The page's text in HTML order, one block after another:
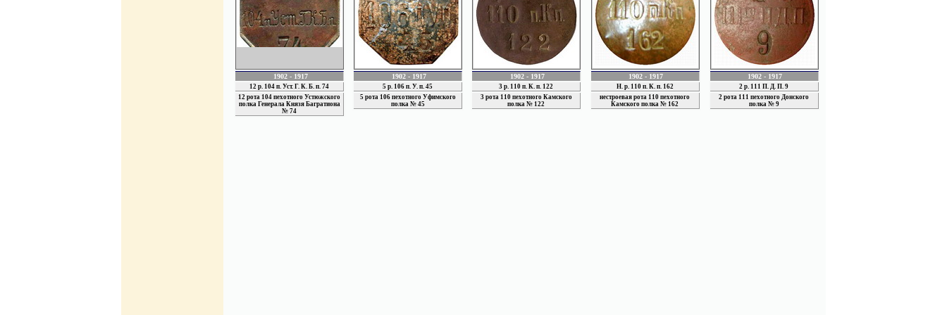
1902 - 1917
12 р. 104 п. Уст. Г. К. Б. п. 74
12 рота 104 пехотного Устюжского
полка Генерала Князя Багратиона
№ 74
1902 - 1917
5 р. 106 п. У. п. 45
5 рота 106 пехотного Уфимского
полка № 45
1902 - 1917
3 р. 110 п. К. п. 122
3 рота 110 пехотного Камского
полка № 122
1902 - 1917
Н. р. 110 п. К. п. 162
нестроевая рота 110 пехотного
Камского полка № 162
1902 - 1917
2 р. 111 П. Д. П. 9
2 рота 111 пехотного Донского
полка № 9